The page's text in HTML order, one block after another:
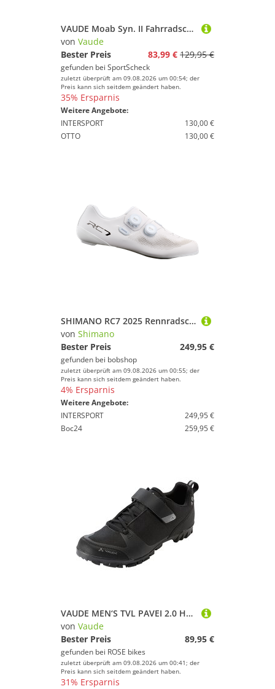
VAUDE Moab Syn. II Fahrradschuhe Herren
von Vaude
Bester Preis
83,99 € 129,95 €
gefunden bei SportScheck
zuletzt überprüft am 09.08.2026 um 00:54; der
Preis kann sich seitdem geändert haben.
35% Ersparnis
Weitere Angebote:
INTERSPORT
130,00 €
OTTO
130,00 €
SHIMANO RC7 2025 Rennradschuhe, für Herren, Größe 46, Fahrradschuhe
von Shimano
Bester Preis
249,95 €
gefunden bei bobshop
zuletzt überprüft am 09.08.2026 um 00:55; der
Preis kann sich seitdem geändert haben.
4% Ersparnis
Weitere Angebote:
INTERSPORT
249,95 €
Boc24
259,95 €
VAUDE MEN‘S TVL PAVEI 2.0 Herren Trekkingschuhe
von Vaude
Bester Preis
89,95 €
gefunden bei ROSE bikes
zuletzt überprüft am 09.08.2026 um 00:41; der
Preis kann sich seitdem geändert haben.
31% Ersparnis